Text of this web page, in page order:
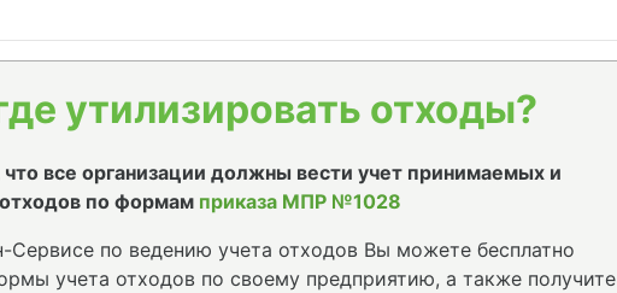
утилизировать отходы?
все организации должны вести учет принимаемых и
по формам приказа МПР №1028
по ведению учета отходов Вы можете бесплатно
учета отходов по своему предприятию, а также получите